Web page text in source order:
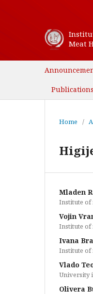
Meat
Home /
Mladen
Institute of
Vojin
Institute of
Ivana
Institute of
Vlado
University
Olivera